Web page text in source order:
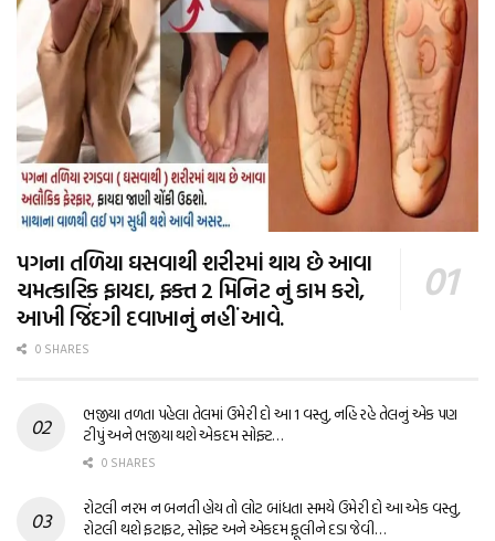
પગના તળિયા ઘસવાથી શરીરમાં થાય છે આવા
ચમત્કારિક ફાયદા, ફક્ત 2 મિનિટ નું કામ કરો,
આખી જિંદગી દવાખાનું નહીં આવે.
0 SHARES
ભજીયા તળતા પહેલા તેલમાં ઉમેરી દો આ 1 વસ્તુ, નહિ રહે તેલનું એક પણ
ટીપું અને ભજીયા થશે એકદમ સોફ્ટ…
0 SHARES
રોટલી નરમ ન બનતી હોય તો લોટ બાંધતા સમયે ઉમેરી દો આ એક વસ્તુ,
રોટલી થશે ફટાફટ, સોફ્ટ અને એકદમ ફૂલીને દડા જેવી…